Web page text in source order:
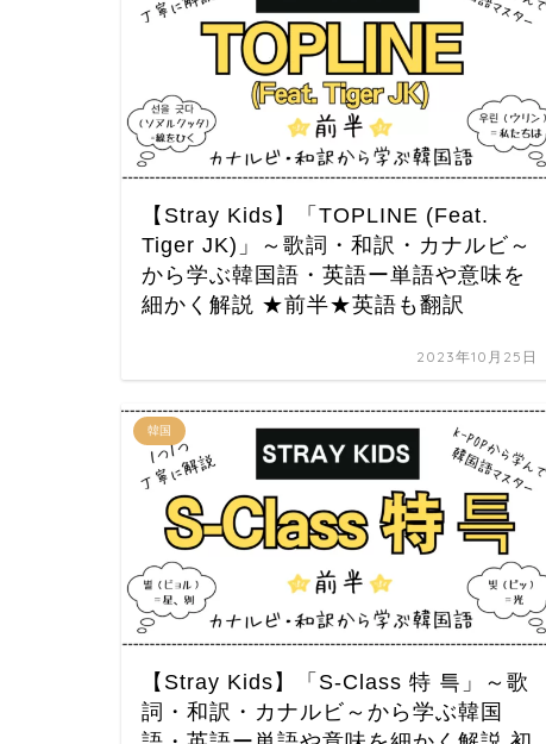
【Stray Kids】「TOPLINE (Feat.
Tiger JK)」～歌詞・和訳・カナルビ～
から学ぶ韓国語・英語ー単語や意味を
細かく解説 ★前半★英語も翻訳
2023年10月25日
韓国
【Stray Kids】「S-Class 特 특」～歌
詞・和訳・カナルビ～から学ぶ韓国